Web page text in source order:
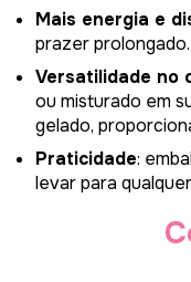
Mais energia e
prazer prolongado.
Versatilidade no
ou misturado em
gelado,
Praticidade:
levar para